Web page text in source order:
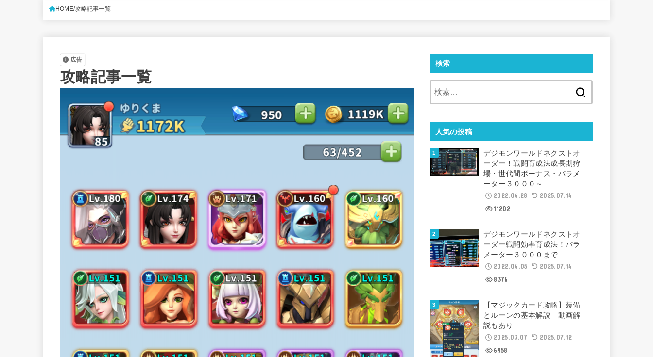
HOME 攻略記事一覧
広告
攻略記事一覧
検索
人気の投稿
デジモンワールドネクストオ
ーダー！戦闘育成法成長期狩
場・世代間ボーナス・パラメ
ーター３０００～
2022.06.28
2025.07.14
11202
デジモンワールドネクストオ
ーダー戦闘効率育成法！パラ
メーター３０００まで
2022.06.05
2025.07.14
8376
【マジックカード攻略】装備
とルーンの基本解説 動画解
説もあり
2025.03.07
2025.07.12
6958